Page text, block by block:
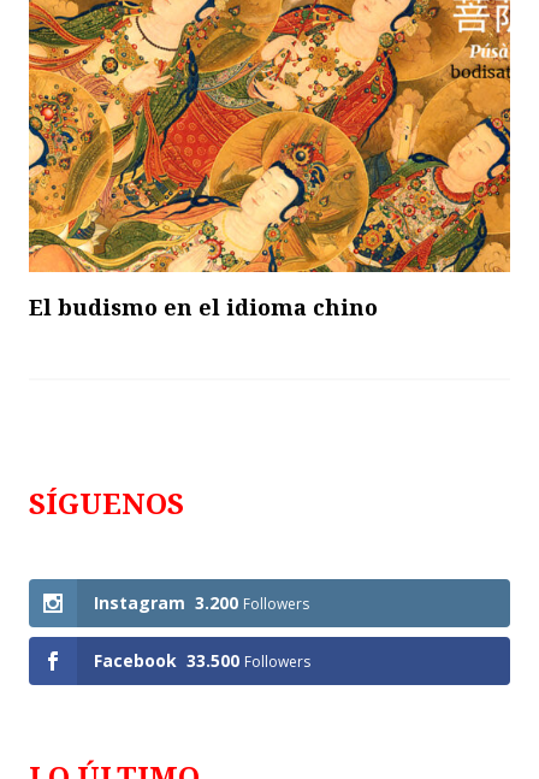
El budismo en el idioma chino
SÍGUENOS
Instagram 3.200 Followers
Facebook 33.500 Followers